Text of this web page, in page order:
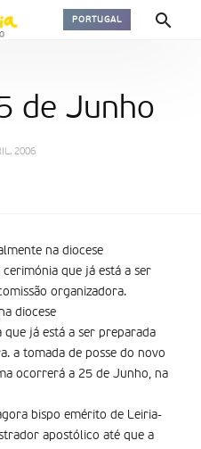
PORTUGAL
de Junho
2006
na diocese
que já está a ser
organizadora.
diocese
já está a ser preparada
a tomada de posse do novo
ocorrerá a 25 de Junho, na
bispo emérito de Leiria-
apostólico até que a